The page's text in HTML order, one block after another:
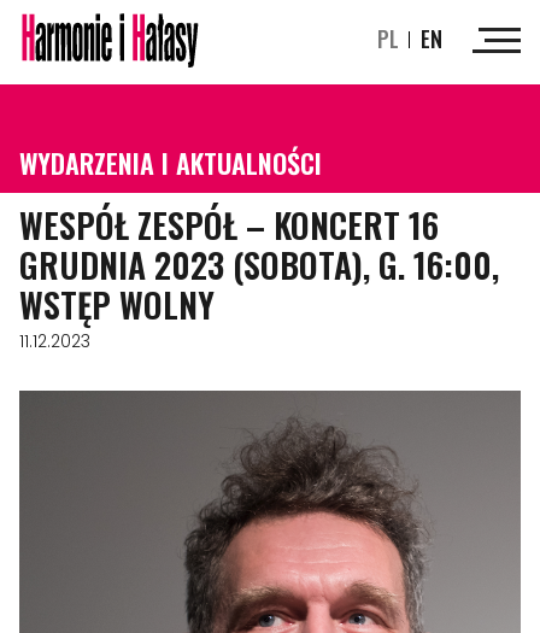
PL EN
WYDARZENIA I AKTUALNOŚCI
WESPÓŁ ZESPÓŁ – KONCERT 16
GRUDNIA 2023 (SOBOTA), G. 16:00,
WSTĘP WOLNY
11.12.2023